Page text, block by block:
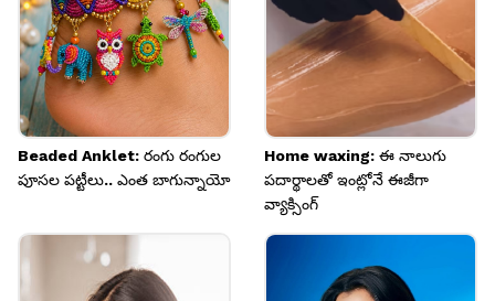
Beaded Anklet: రంగు రంగుల
పూసల పట్టీలు.. ఎంత బాగున్నాయో
Home waxing: ఈ నాలుగు
పదార్థాలతో ఇంట్లోనే ఈజీగా
వ్యాక్సింగ్